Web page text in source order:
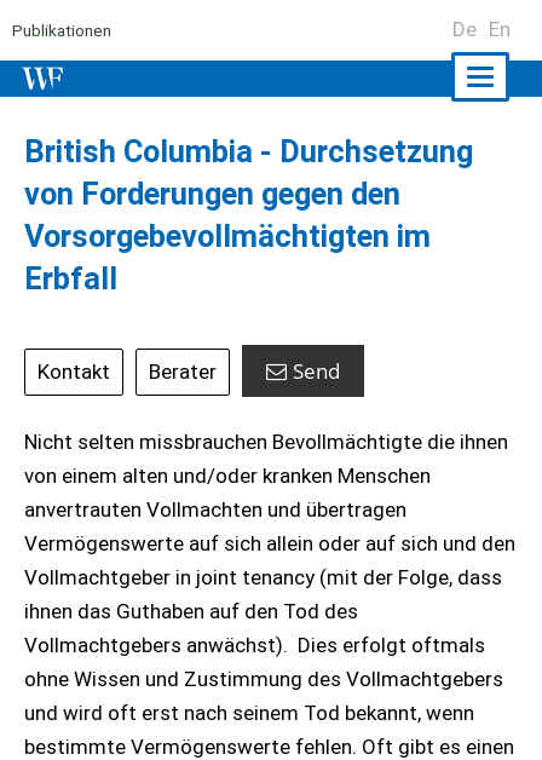
Publikationen De En
British Columbia - Durchsetzung
von Forderungen gegen den
Vorsorgebevollmächtigten im
Erbfall
Kontakt Berater Send
Nicht selten missbrauchen Bevollmächtigte die ihnen
von einem alten und/oder kranken Menschen
anvertrauten Vollmachten und übertragen
Vermögenswerte auf sich allein oder auf sich und den
Vollmachtgeber in joint tenancy (mit der Folge, dass
ihnen das Guthaben auf den Tod des
Vollmachtgebers anwächst). Dies erfolgt oftmals
ohne Wissen und Zustimmung des Vollmachtgebers
und wird oft erst nach seinem Tod bekannt, wenn
bestimmte Vermögenswerte fehlen. Oft gibt es einen